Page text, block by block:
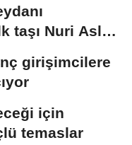
taşı Nuri Aslan
girişimcilere
için
temaslar